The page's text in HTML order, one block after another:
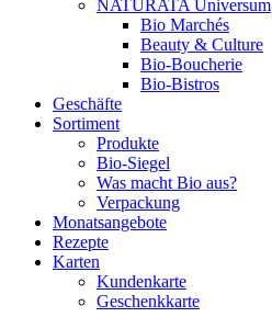
NATURATA Universum
Bio Marchés
Beauty & Culture
Bio-Boucherie
Bio-Bistros
Geschäfte
Sortiment
Produkte
Bio-Siegel
Was macht Bio aus?
Verpackung
Monatsangebote
Rezepte
Karten
Kundenkarte
Geschenkkarte